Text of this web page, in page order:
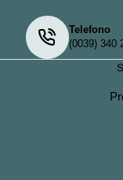
Telefono
(0039) 340